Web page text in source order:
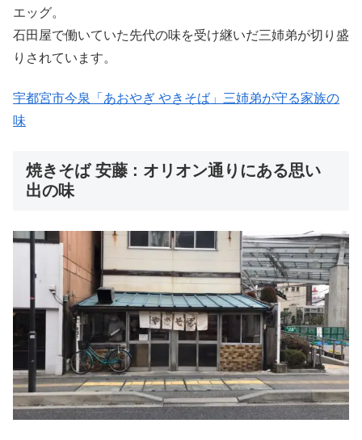
エッグ。
石田屋で働いていた先代の味を受け継いだ三姉弟が切り盛
りされています。
宇都宮市今泉「あおやぎ やきそば」三姉弟が守る家族の
味
焼きそば 安藤 : オリオン通りにある思い
出の味